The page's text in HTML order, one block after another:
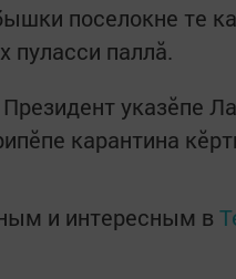
поселокне те
пуласси паллă.
указӗпе
карантина
и интересным в